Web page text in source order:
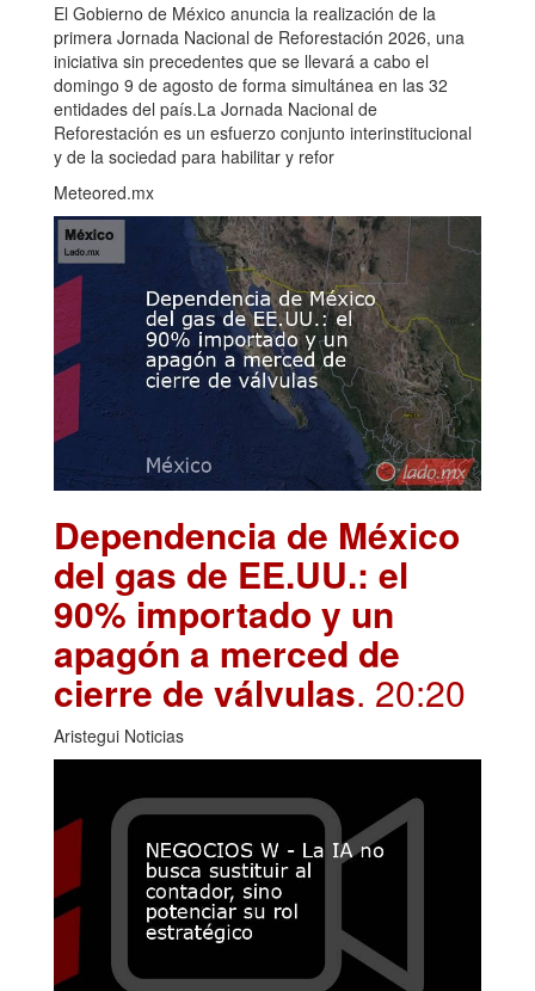
El Gobierno de México anuncia la realización de la
primera Jornada Nacional de Reforestación 2026, una
iniciativa sin precedentes que se llevará a cabo el
domingo 9 de agosto de forma simultánea en las 32
entidades del país.La Jornada Nacional de
Reforestación es un esfuerzo conjunto interinstitucional
y de la sociedad para habilitar y refor
Meteored.mx
Dependencia de México
del gas de EE.UU.: el
90% importado y un
apagón a merced de
cierre de válvulas. 20:20
Aristegui Noticias